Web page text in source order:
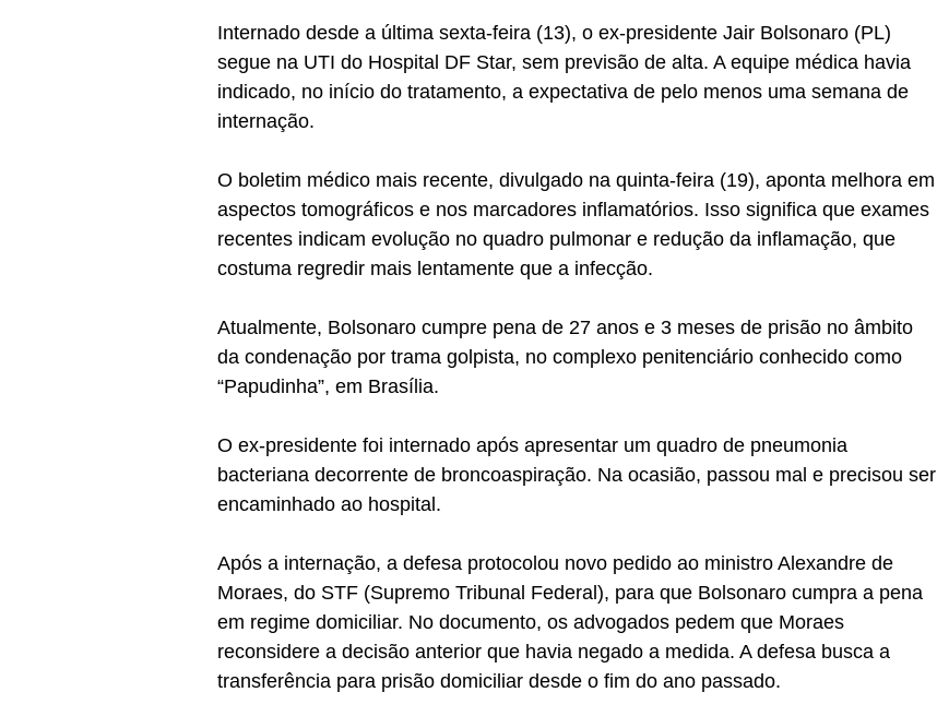
Internado desde a última sexta-feira (13), o ex-presidente Jair Bolsonaro (PL)
segue na UTI do Hospital DF Star, sem previsão de alta. A equipe médica havia
indicado, no início do tratamento, a expectativa de pelo menos uma semana de
internação.
O boletim médico mais recente, divulgado na quinta-feira (19), aponta melhora em
aspectos tomográficos e nos marcadores inflamatórios. Isso significa que exames
recentes indicam evolução no quadro pulmonar e redução da inflamação, que
costuma regredir mais lentamente que a infecção.
Atualmente, Bolsonaro cumpre pena de 27 anos e 3 meses de prisão no âmbito
da condenação por trama golpista, no complexo penitenciário conhecido como
“Papudinha”, em Brasília.
O ex-presidente foi internado após apresentar um quadro de pneumonia
bacteriana decorrente de broncoaspiração. Na ocasião, passou mal e precisou ser
encaminhado ao hospital.
Após a internação, a defesa protocolou novo pedido ao ministro Alexandre de
Moraes, do STF (Supremo Tribunal Federal), para que Bolsonaro cumpra a pena
em regime domiciliar. No documento, os advogados pedem que Moraes
reconsidere a decisão anterior que havia negado a medida. A defesa busca a
transferência para prisão domiciliar desde o fim do ano passado.